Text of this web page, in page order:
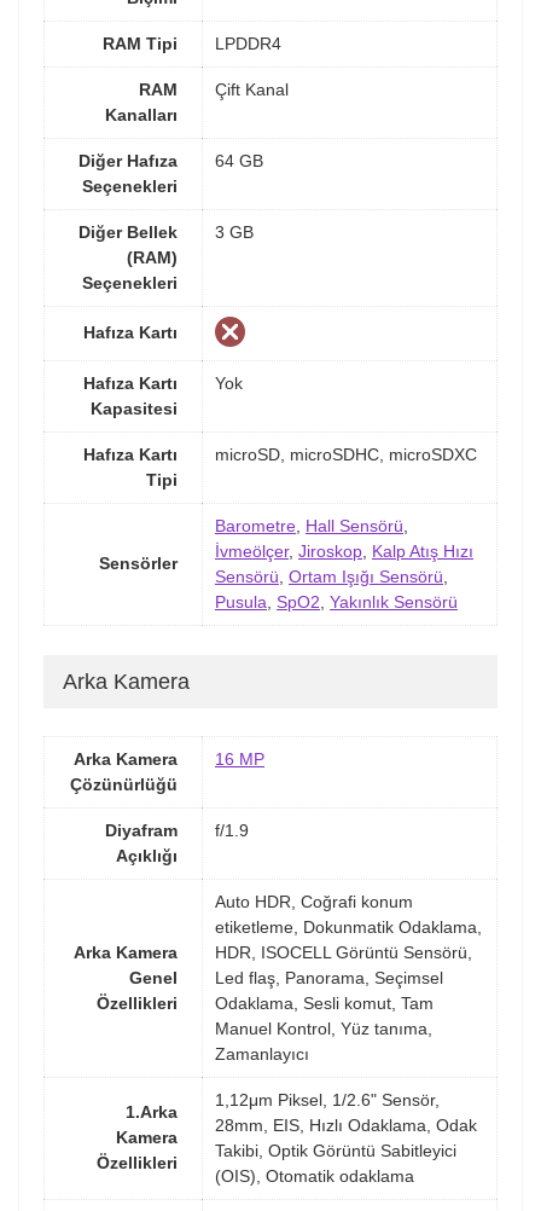
RAM Tipi LPDDR4
RAM
Kanalları
Çift Kanal
Diğer Hafıza
Seçenekleri
64 GB
Diğer Bellek
(RAM)
Seçenekleri
3 GB
Hafıza Kartı
Hafıza Kartı
Kapasitesi
Yok
Hafıza Kartı
Tipi
microSD, microSDHC, microSDXC
Sensörler
Barometre, Hall Sensörü,
İvmeölçer, Jiroskop, Kalp Atış Hızı
Sensörü, Ortam Işığı Sensörü,
Pusula, SpO2, Yakınlık Sensörü
Arka Kamera
Arka Kamera
Çözünürlüğü
16 MP
Diyafram
Açıklığı
f/1.9
Arka Kamera
Genel
Özellikleri
Auto HDR, Coğrafi konum
etiketleme, Dokunmatik Odaklama,
HDR, ISOCELL Görüntü Sensörü,
Led flaş, Panorama, Seçimsel
Odaklama, Sesli komut, Tam
Manuel Kontrol, Yüz tanıma,
Zamanlayıcı
1.Arka
Kamera
Özellikleri
1,12μm Piksel, 1/2.6" Sensör,
28mm, EIS, Hızlı Odaklama, Odak
Takibi, Optik Görüntü Sabitleyici
(OIS), Otomatik odaklama